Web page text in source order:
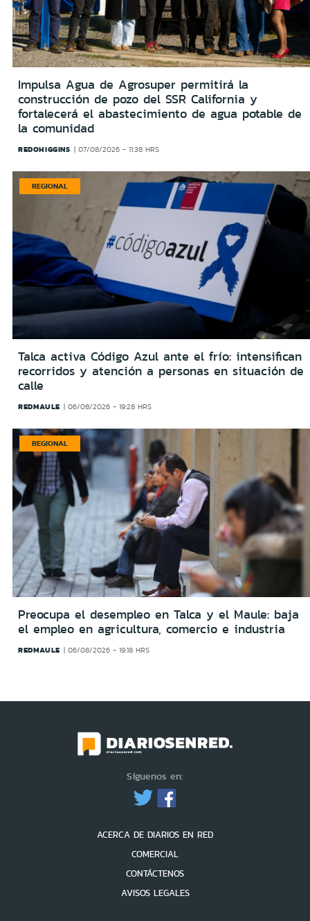
Impulsa Agua de Agrosuper permitirá la
construcción de pozo del SSR California y
fortalecerá el abastecimiento de agua potable de
la comunidad
REDOHIGGINS 07/08/2026 - 11:38 HRS
REGIONAL
Talca activa Código Azul ante el frío: intensifican
recorridos y atención a personas en situación de
calle
REDMAULE 06/08/2026 - 19:28 HRS
REGIONAL
Preocupa el desempleo en Talca y el Maule: baja
el empleo en agricultura, comercio e industria
REDMAULE 06/08/2026 - 19:18 HRS
Síguenos en:
ACERCA DE DIARIOS EN RED
COMERCIAL
CONTÁCTENOS
AVISOS LEGALES